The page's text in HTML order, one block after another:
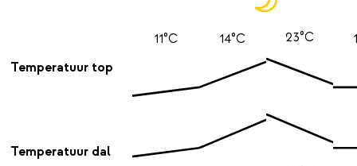
Temperatuur top
Temperatuur dal
11°C 14°C 23°C